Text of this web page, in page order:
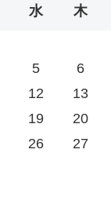
水 木
5 6
12 13
19 20
26 27